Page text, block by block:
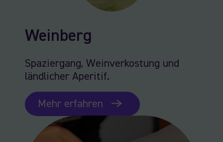
Weinberg
Spaziergang, Weinverkostung und
ländlicher Aperitif.
Mehr erfahren